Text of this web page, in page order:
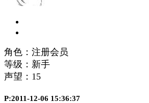
角色：注册会员
等级：新手
声望： 15
P:2011-12-06 15:36:37